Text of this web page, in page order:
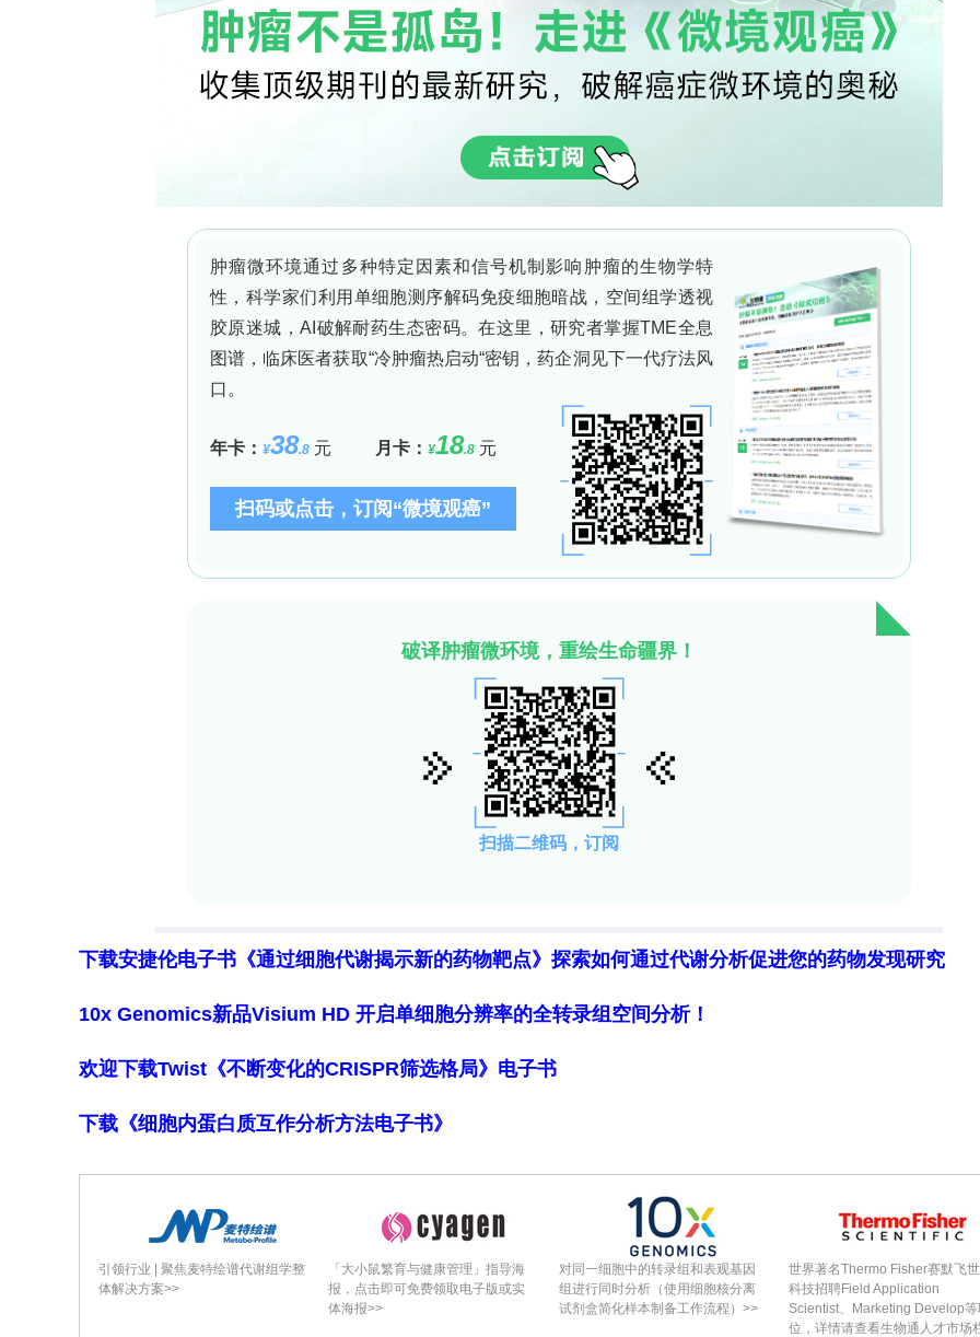
下载安捷伦电子书《通过细胞代谢揭示新的药物靶点》探索如何通过代谢分析促进您的药物发现研究
10x Genomics新品Visium HD 开启单细胞分辨率的全转录组空间分析！
欢迎下载Twist《不断变化的CRISPR筛选格局》电子书
下载《细胞内蛋白质互作分析方法电子书》
引领行业 | 聚焦麦特绘谱代谢组学整
体解决方案>>
「大小鼠繁育与健康管理」指导海
报，点击即可免费领取电子版或实
体海报>>
对同一细胞中的转录组和表观基因
组进行同时分析（使用细胞核分离
试剂盒简化样本制备工作流程）>>
世界著名Thermo Fisher赛默飞
科技招聘Field Application
Scientist、Marketing Develop等
位，详情请查看生物通人才市场